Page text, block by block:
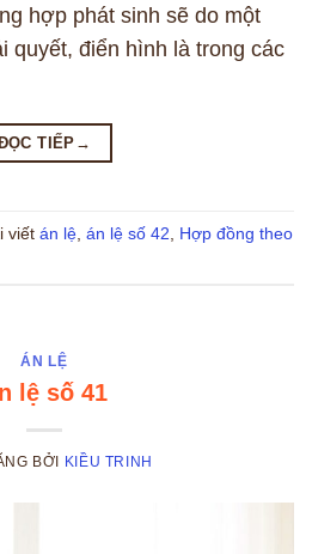
hợp phát sinh sẽ do một
quyết, điển hình là trong các
TIẾP →
viết án lệ, án lệ số 42, Hợp đồng theo
ÁN LỆ
lệ số 41
BỞI KIỀU TRINH